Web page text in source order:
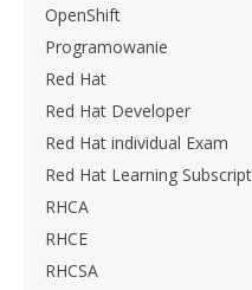
OpenShift
Programowanie
Red Hat
Red Hat Developer
Red Hat individual Exam
Red Hat Learning
RHCA
RHCE
RHCSA